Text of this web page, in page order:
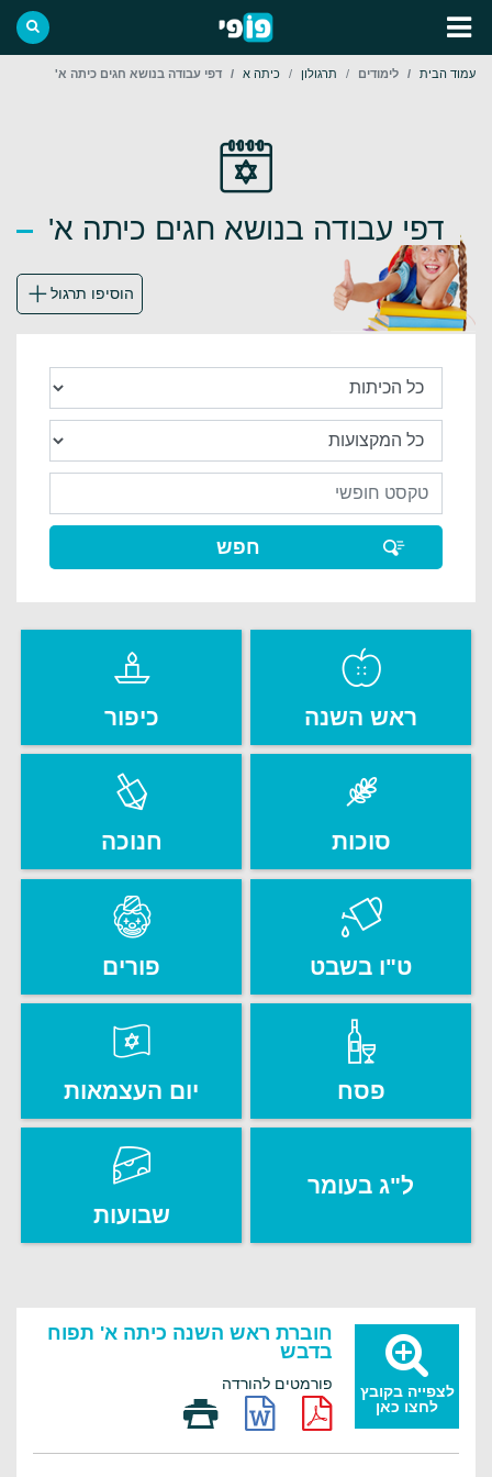
עמוד הבית לימודים תרגולון כיתה א דפי עבודה בנושא חגים כיתה א'
דפי עבודה בנושא חגים כיתה א'
הוסיפו תרגול
ראש השנה כיפור
סוכות חנוכה
ט"ו בשבט פורים
פסח יום העצמאות
ל"ג בעומר
שבועות
לצפייה בקובץ
לחצו כאן
חוברת ראש השנה כיתה א' תפוח
בדבש
פורמטים להורדה